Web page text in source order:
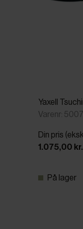
Yaxell
Varenr:
Din pris
1.075,00
På lager